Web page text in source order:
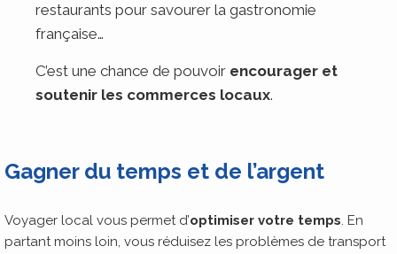
restaurants pour savourer la gastronomie
française…
C’est une chance de pouvoir encourager et
soutenir les commerces locaux.
Gagner du temps et de l’argent
Voyager local vous permet d’optimiser votre temps. En
partant moins loin, vous réduisez les problèmes de transport